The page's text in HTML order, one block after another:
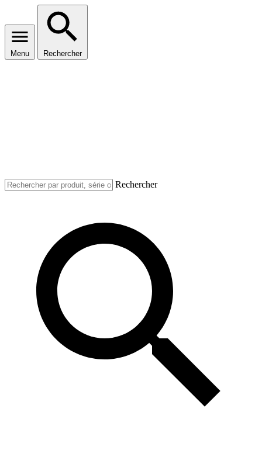
Menu Rechercher
Rechercher